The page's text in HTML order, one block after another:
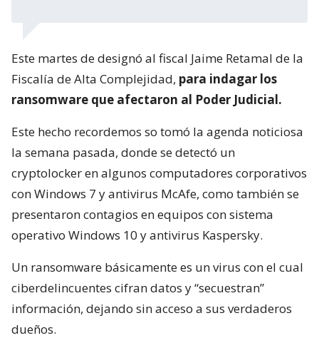
Este martes de designó al fiscal Jaime Retamal de la
Fiscalía de Alta Complejidad, para indagar los
ransomware que afectaron al Poder Judicial.
Este hecho recordemos so tomó la agenda noticiosa
la semana pasada, donde se detectó un
cryptolocker en algunos computadores corporativos
con Windows 7 y antivirus McAfe, como también se
presentaron contagios en equipos con sistema
operativo Windows 10 y antivirus Kaspersky.
Un ransomware básicamente es un virus con el cual
ciberdelincuentes cifran datos y “secuestran”
información, dejando sin acceso a sus verdaderos
dueños.